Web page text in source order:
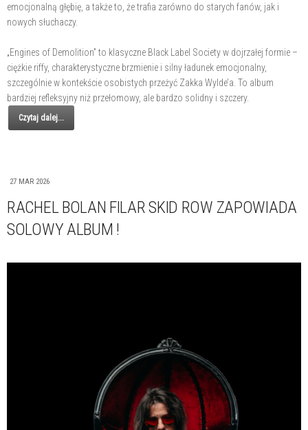
emocjonalną głębię, a także to, że trafia zarówno do starych fanów, jak i
nowych słuchaczy.
„Engines of Demolition” to klasyczne Black Label Society w dojrzałej formie –
ciężkie riffy, charakterystyczne brzmienie i silny ładunek emocjonalny,
szczególnie w kontekście osobistych przeżyć Zakka Wylde’a. To album
bardziej refleksyjny niż przełomowy, ale bardzo solidny i szczery.
Czytaj dalej...
27 MAR 2026
RACHEL BOLAN FILAR SKID ROW ZAPOWIADA
SOLOWY ALBUM !